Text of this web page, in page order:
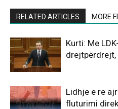
RELATED ARTICLES MORE
Kurti: Me
drejtpërdrejt,
Lidhje e re
fluturimi